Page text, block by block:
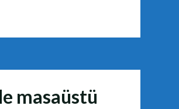
masaüstü